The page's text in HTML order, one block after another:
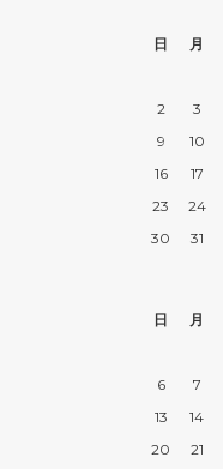
日
月
2
3
9
10
16
17
23
24
30
31
日
月
6
7
13
14
20
21